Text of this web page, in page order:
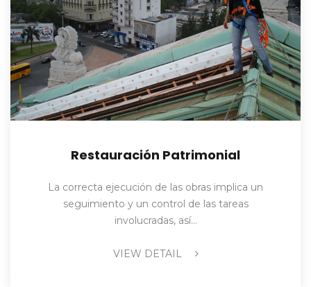
Restauración Patrimonial
La correcta ejecución de las obras implica un
seguimiento y un control de las tareas
involucradas, así…
VIEW DETAIL